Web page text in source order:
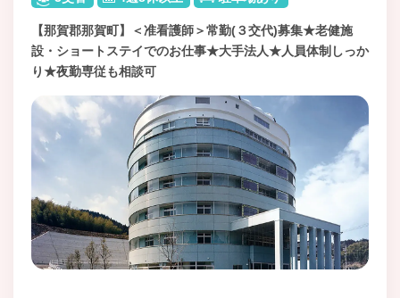
【那賀郡那賀町】＜准看護師＞常勤(３交代)募集★老健施
設・ショートステイでのお仕事★大手法人★人員体制しっか
り★夜勤専従も相談可